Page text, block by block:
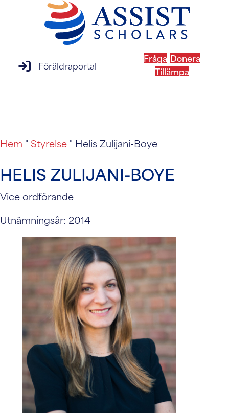
inloggning till föräldraportal
Föräldraportal
Fråga Donera
Tillämpa
Hem " Styrelse " Helis Zulijani-Boye
HELIS ZULIJANI-BOYE
Vice ordförande
Utnämningsår: 2014